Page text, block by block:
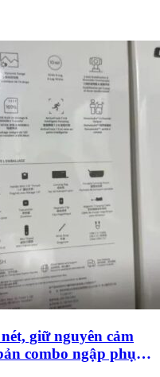
giữ nguyên cảm
combo ngập phụ